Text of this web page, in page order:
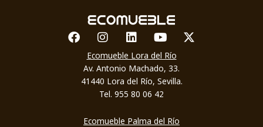
FacebookInstagram
LinkedinYoutubeX-twitter
Ecomueble Lora del Río
Av. Antonio Machado, 33.
41440 Lora del Río, Sevilla.
Tel. 955 80 06 42
Ecomueble Palma del Río